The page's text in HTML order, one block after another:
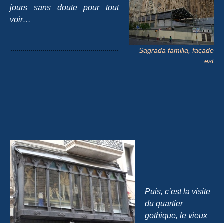
Sagrada familia, façade
est
jours sans doute pour tout
voir…
Puis, c’est la visite
du quartier
gothique, le vieux